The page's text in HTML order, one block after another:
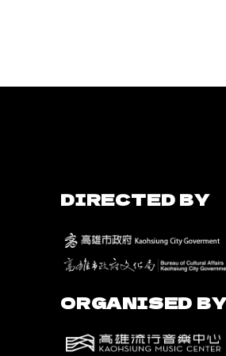
DIRECTED BY
ORGANISED